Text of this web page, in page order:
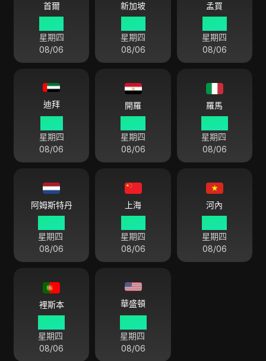
首爾
星期四
08/06
新加坡
星期四
08/06
孟買
星期四
08/06
迪拜
星期四
08/06
開羅
星期四
08/06
羅馬
星期四
08/06
阿姆斯特丹
星期四
08/06
上海
星期四
08/06
河內
星期四
08/06
裡斯本
星期四
08/06
華盛頓
星期四
08/06